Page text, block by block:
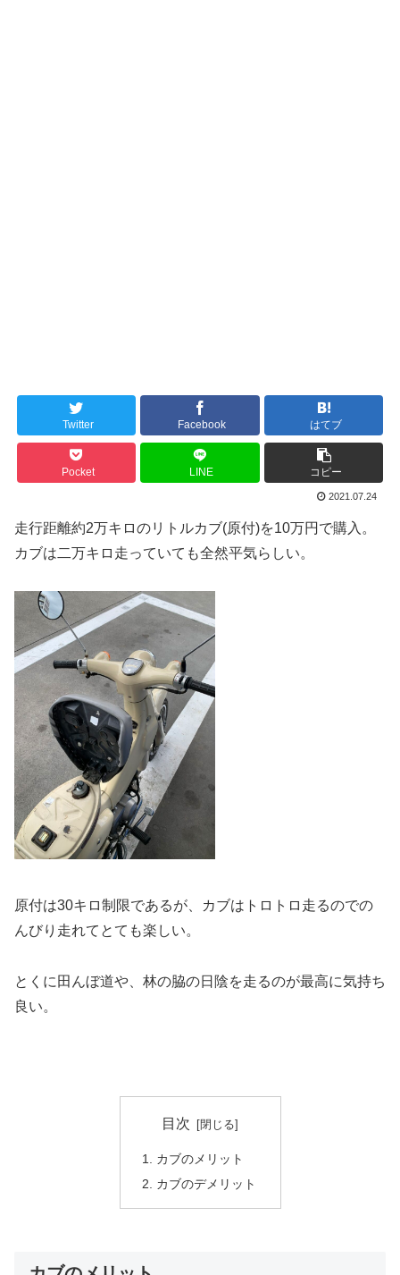
Twitter Facebook はてブ
Pocket LINE コピー
2021.07.24
走行距離約2万キロのリトルカブ(原付)を10万円で購入。
カブは二万キロ走っていても全然平気らしい。
原付は30キロ制限であるが、カブはトロトロ走るのでの
んびり走れてとても楽しい。
とくに田んぼ道や、林の脇の日陰を走るのが最高に気持ち
良い。
目次
カブのメリット
カブのデメリット